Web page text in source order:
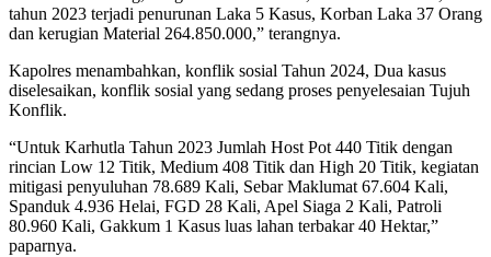
tahun 2023 terjadi penurunan Laka 5 Kasus, Korban Laka 37 Orang
dan kerugian Material 264.850.000,” terangnya.
Kapolres menambahkan, konflik sosial Tahun 2024, Dua kasus
diselesaikan, konflik sosial yang sedang proses penyelesaian Tujuh
Konflik.
“Untuk Karhutla Tahun 2023 Jumlah Host Pot 440 Titik dengan
rincian Low 12 Titik, Medium 408 Titik dan High 20 Titik, kegiatan
mitigasi penyuluhan 78.689 Kali, Sebar Maklumat 67.604 Kali,
Spanduk 4.936 Helai, FGD 28 Kali, Apel Siaga 2 Kali, Patroli
80.960 Kali, Gakkum 1 Kasus luas lahan terbakar 40 Hektar,”
paparnya.